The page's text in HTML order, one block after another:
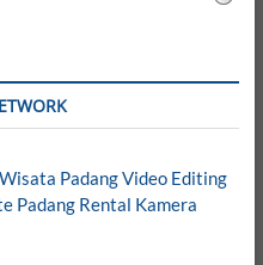
Wisata PadangVideo Editing
Padang Rental Kamera